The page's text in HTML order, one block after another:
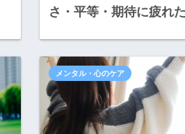
さ・平等・期待に疲れ
メンタル・心のケア